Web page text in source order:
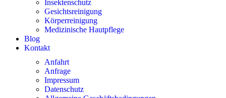
Insektenschutz
Gesichtsreinigung
Körperreinigung
Medizinische Hautpflege
Blog
Kontakt
Anfahrt
Anfrage
Impressum
Datenschutz